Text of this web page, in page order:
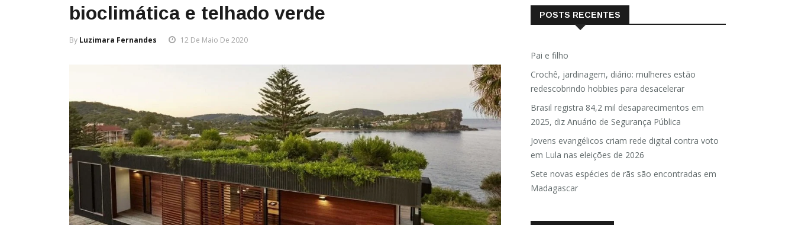
bioclimática e telhado verde
By Luzimara Fernandes 12 De Maio De 2020
POSTS RECENTES
Pai e filho
Crochê, jardinagem, diário: mulheres estão
redescobrindo hobbies para desacelerar
Brasil registra 84,2 mil desaparecimentos em
2025, diz Anuário de Segurança Pública
Jovens evangélicos criam rede digital contra voto
em Lula nas eleições de 2026
Sete novas espécies de rãs são encontradas em
Madagascar